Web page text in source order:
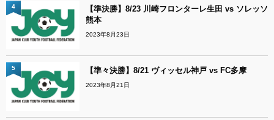
【準決勝】8/23 川崎フロンターレ生田 vs ソレッソ
熊本
2023年8月23日
4
【準々決勝】8/21 ヴィッセル神戸 vs FC多摩
2023年8月21日
5